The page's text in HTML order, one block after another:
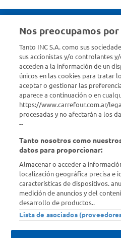
Estamos para ayudarte
¿Tenés una consulta? Comunicate
Descubrí Carrefour
Conocenos
Info útil
Comprá Online
Nos preocupamos
Tanto INC S.A. como sus
sus accionistas y/o controlantes
acceden a la información de un
únicos en las cookies para tratar
aceptar o gestionar las
aparece a continuación o en
https://www.carrefour.com.ar/
procesadas y no afectarán a los
--
Tanto nosotros como
datos para proporcionar:
Almacenar o acceder a
localización geográfica precisa e
características de dispositivos.
medición de anuncios y del
desarrollo de productos..
Lista de asociados